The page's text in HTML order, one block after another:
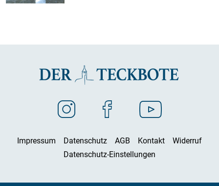
Impressum Datenschutz AGB Kontakt
Widerruf
Datenschutz-Einstellungen